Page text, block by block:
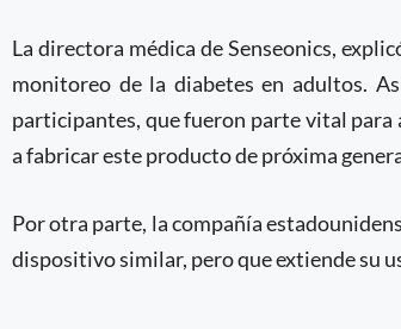
La directora médica de Senseonics,
monitoreo de la diabetes en adultos.
participantes, que fueron parte vital para
a fabricar este producto de próxima
Por otra parte, la compañía
dispositivo similar, pero que extiende su